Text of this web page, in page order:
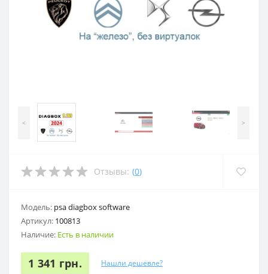
< >
Отзывы: (0)
Модель: psa diagbox software
Артикул: 100813
Наличие: Есть в наличии
1 341 грн. Нашли дешевле?